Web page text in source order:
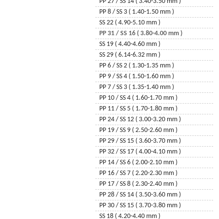
PP 8 / SS 3 ( 1.40-1.50 mm )
SS 22 ( 4.90-5.10 mm )
PP 31 / SS 16 ( 3.80-4.00 mm )
SS 19 ( 4.40-4.60 mm )
SS 29 ( 6.14-6.32 mm )
PP 6 / SS 2 ( 1.30-1.35 mm )
PP 9 / SS 4 ( 1.50-1.60 mm )
PP 7 / SS 3 ( 1.35-1.40 mm )
PP 10 / SS 4 ( 1.60-1.70 mm )
PP 11 / SS 5 ( 1.70-1.80 mm )
PP 24 / SS 12 ( 3.00-3.20 mm )
PP 19 / SS 9 ( 2.50-2.60 mm )
PP 29 / SS 15 ( 3.60-3.70 mm )
PP 32 / SS 17 ( 4.00-4.10 mm )
PP 14 / SS 6 ( 2.00-2.10 mm )
PP 16 / SS 7 ( 2.20-2.30 mm )
PP 17 / SS 8 ( 2.30-2.40 mm )
PP 28 / SS 14 ( 3.50-3.60 mm )
PP 30 / SS 15 ( 3.70-3.80 mm )
SS 18 ( 4.20-4.40 mm )
6900 - ginko
6704 - snowflake
6023 – xirius raindrop
6049 – round disc
6748 – edelweiss
6792 – infinity
6540 – twisted drop
6650 – cubist
6685 – graphic
6261 – 2 U heart
6091 – flat baroque
6525 - wave
3009 – button
3221 – twist sew-on
6012 - flat briolette
6480 – spike pendant
6020 - helix
6734 - pure leaf
6465 - queen baguette
6017 - crystalactite